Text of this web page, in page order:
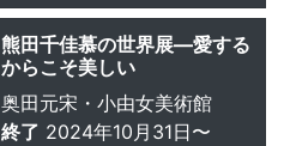
熊田千佳慕の世界展―愛する
からこそ美しい
奥田元宋・小由女美術館
終了 2024年10月31日〜